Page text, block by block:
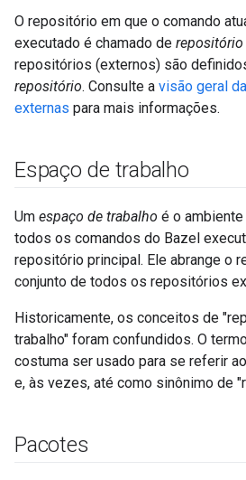
O repositório em que o comando
executado é chamado de
repositórios (externos) são
repositório. Consulte a visão geral
externas para mais informações.
Espaço de trabalho
Um espaço de trabalho é o
todos os comandos do Bazel
repositório principal. Ele abrange o
conjunto de todos os repositórios
Historicamente, os conceitos de
trabalho" foram confundidos. O
costuma ser usado para se referir
e, às vezes, até como sinônimo de
Pacotes